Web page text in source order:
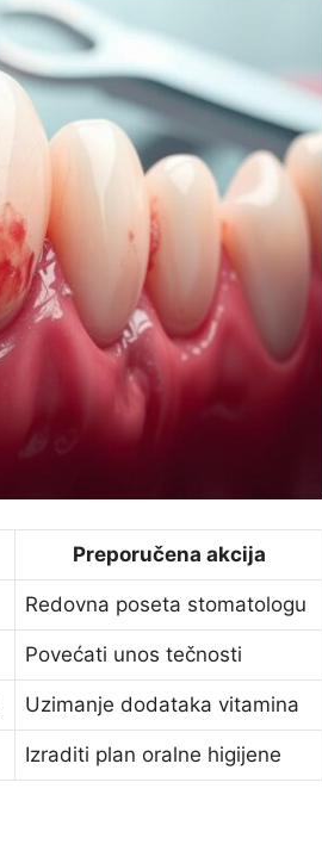
Preporučena akcija
Redovna poseta stomatologu
Povećati unos tečnosti
Uzimanje dodataka vitamina
Izraditi plan oralne higijene